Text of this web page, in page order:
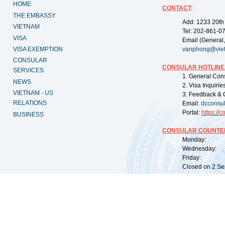
HOME
THE EMBASSY
VIETNAM
VISA
VISA EXEMPTION
CONSULAR
SERVICES
NEWS
VIETNAM - US
RELATIONS
BUSINESS
CONTACT:
Add: 1233
Tel: 202-861-
Email
CONSULAR
1. General
2. Visa
3. Feedback &
Email:
Portal: https://
CONSULAR
Monday:
Wednesday:
Friday:
Closed on 2